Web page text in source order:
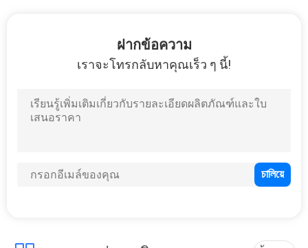
ฝากข้อความ
เราจะโทรกลับหาคุณเร็ว ๆ นี้!